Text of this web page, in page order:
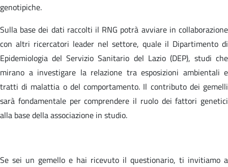
genotipiche.
Sulla base dei dati raccolti il RNG potrà avviare in collaborazione
con altri ricercatori leader nel settore, quale il Dipartimento di
Epidemiologia del Servizio Sanitario del Lazio (DEP), studi che
mirano a investigare la relazione tra esposizioni ambientali e
tratti di malattia o del comportamento. Il contributo dei gemelli
sarà fondamentale per comprendere il ruolo dei fattori genetici
alla base della associazione in studio.
Se sei un gemello e hai ricevuto il questionario, ti invitiamo a